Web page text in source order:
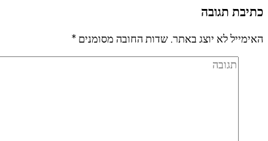
כתיבת תגובה
האימייל לא יוצג באתר. שדות החובה מסומנים *